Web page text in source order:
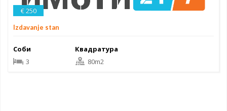
€ 250
Izdavanje stan
Соби
3
Квадратура
80m2